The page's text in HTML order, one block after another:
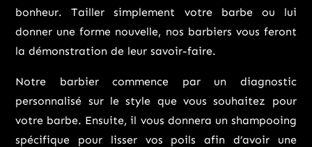
bonheur. Tailler simplement votre barbe ou lui
donner une forme nouvelle, nos barbiers vous feront
la démonstration de leur savoir-faire.
Notre barbier commence par un diagnostic
personnalisé sur le style que vous souhaitez pour
votre barbe. Ensuite, il vous donnera un shampooing
spécifique pour lisser vos poils afin d’avoir une